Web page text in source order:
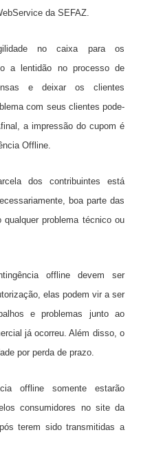
da SEFAZ.
no caixa para os
a lentidão no processo de
e deixar os clientes
com seus clientes pode-
a impressão do cupom é
Offline.
dos contribuintes está
boa parte das
problema técnico ou
offline devem ser
elas podem vir a ser
e problemas junto ao
já ocorreu. Além disso, o
por perda de prazo.
offline somente estarão
consumidores no site da
terem sido transmitidas a